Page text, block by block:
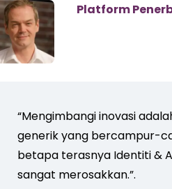
Platform
“Mengimbangi inovasi
generik yang bercampur-
betapa terasnya Identiti &
sangat merosakkan.”.